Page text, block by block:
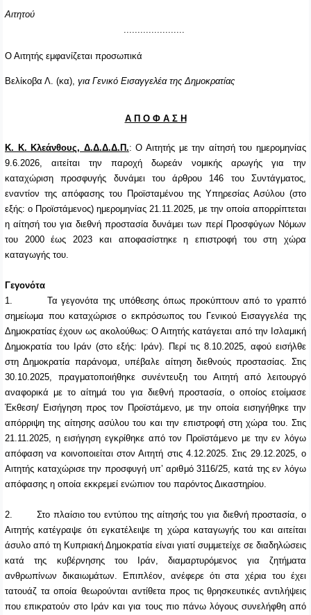
Αιτητού
Ο Αιτητής εμφανίζεται προσωπικά
Βελίκοβα Λ. (κα), για Γενικό Εισαγγελέα της Δημοκρατίας
Α Π Ο Φ Α Σ Η
Κ. Κ. Κλεάνθους, Δ.Δ.Δ.Δ.Π.: Ο Αιτητής με την αίτησή του ημερομηνίας
9.6.2026, αιτείται την παροχή δωρεάν νομικής αρωγής για την
καταχώριση προσφυγής δυνάμει του άρθρου 146 του Συντάγματος,
εναντίον της απόφασης του Προϊσταμένου της Υπηρεσίας Ασύλου (στο
εξής: o Προϊστάμενος) ημερομηνίας 21.11.2025, με την οποία απορρίπτεται
η αίτησή του για διεθνή προστασία δυνάμει των περί Προσφύγων Νόμων
του 2000 έως 2023 και αποφασίστηκε η επιστροφή του στη χώρα
καταγωγής του
Γεγονότα
1.
Τα γεγονότα της υπόθεσης όπως προκύπτουν από το γραπτό
σημείωμα που καταχώρισε ο εκπρόσωπος του Γενικού Εισαγγελέα της
Δημοκρατίας έχουν ως ακολούθως: Ο Αιτητής κατάγεται από την Ισλαμική
Δημοκρατία του Ιράν (στο εξής: Ιράν). Περί τις 8.10.2025, αφού εισήλθε
στη Δημοκρατία παράνομα, υπέβαλε αίτηση διεθνούς προστασίας. Στις
30.10.2025, πραγματοποιήθηκε συνέντευξη του Αιτητή από λειτουργό
αναφορικά με το αίτημά του για διεθνή προστασία, ο οποίος ετοίμασε
Έκθεση/ Εισήγηση προς τον Προϊστάμενο, με την οποία εισηγήθηκε την
απόρριψη της αίτησης ασύλου του και την επιστροφή στη χώρα του. Στις
21.11.2025, η εισήγηση εγκρίθηκε από τον Προϊστάμενο με την εν λόγω
απόφαση να κοινοποιείται στον Αιτητή στις 4.12.2025. Στις 29.12.2025, ο
Αιτητής καταχώρισε την προσφυγή υπ’ αριθμό 3116/25, κατά της εν λόγω
απόφασης η οποία εκκρεμεί ενώπιον του παρόντος Δικαστηρίου.
2.
Στο πλαίσιο του εντύπου της αίτησής του για διεθνή προστασία, ο
Αιτητής κατέγραψε ότι εγκατέλειψε τη χώρα καταγωγής του και αιτείται
άσυλο από τη Κυπριακή Δημοκρατία είναι γιατί συμμετείχε σε διαδηλώσεις
κατά της κυβέρνησης του Ιράν, διαμαρτυρόμενος για ζητήματα
ανθρωπίνων δικαιωμάτων. Επιπλέον, ανέφερε ότι στα χέρια του έχει
τατουάζ τα οποία θεωρούνται αντίθετα προς τις θρησκευτικές αντιλήψεις
που επικρατούν στο Ιράν και για τους πιο πάνω λόγους συνελήφθη από